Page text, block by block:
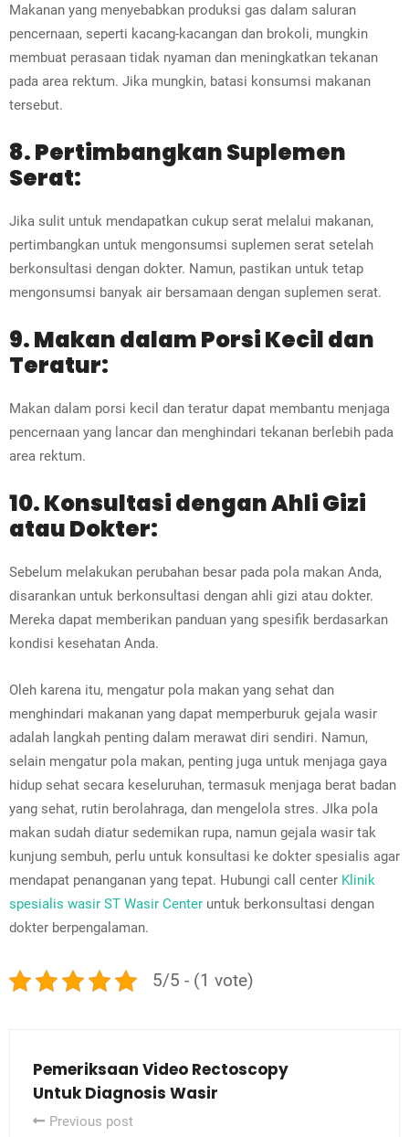
Makanan yang menyebabkan produksi gas dalam saluran
pencernaan, seperti kacang-kacangan dan brokoli, mungkin
membuat perasaan tidak nyaman dan meningkatkan tekanan
pada area rektum. Jika mungkin, batasi konsumsi makanan
tersebut.
8. Pertimbangkan Suplemen
Serat:
Jika sulit untuk mendapatkan cukup serat melalui makanan,
pertimbangkan untuk mengonsumsi suplemen serat setelah
berkonsultasi dengan dokter. Namun, pastikan untuk tetap
mengonsumsi banyak air bersamaan dengan suplemen serat.
9. Makan dalam Porsi Kecil dan
Teratur:
Makan dalam porsi kecil dan teratur dapat membantu menjaga
pencernaan yang lancar dan menghindari tekanan berlebih pada
area rektum.
10. Konsultasi dengan Ahli Gizi
atau Dokter:
Sebelum melakukan perubahan besar pada pola makan Anda,
disarankan untuk berkonsultasi dengan ahli gizi atau dokter.
Mereka dapat memberikan panduan yang spesifik berdasarkan
kondisi kesehatan Anda.
Oleh karena itu, mengatur pola makan yang sehat dan
menghindari makanan yang dapat memperburuk gejala wasir
adalah langkah penting dalam merawat diri sendiri. Namun,
selain mengatur pola makan, penting juga untuk menjaga gaya
hidup sehat secara keseluruhan, termasuk menjaga berat badan
yang sehat, rutin berolahraga, dan mengelola stres. JIka pola
makan sudah diatur sedemikan rupa, namun gejala wasir tak
kunjung sembuh, perlu untuk konsultasi ke dokter spesialis agar
mendapat penanganan yang tepat. Hubungi call center Klinik
spesialis wasir ST Wasir Center untuk berkonsultasi dengan
dokter berpengalaman.
5/5 - (1 vote)
Pemeriksaan Video Rectoscopy
Untuk Diagnosis Wasir
Previous post